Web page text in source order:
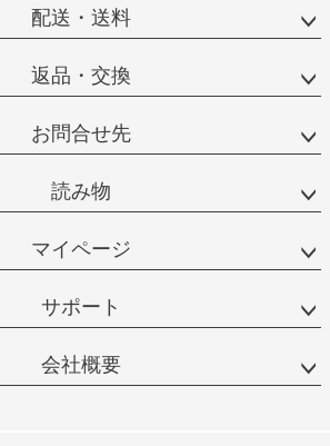
配送・送料
返品・交換
お問合せ先
読み物
マイページ
サポート
会社概要